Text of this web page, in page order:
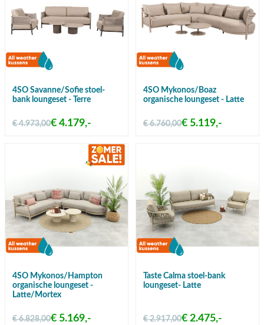
4SO Savanne/Sofie stoel-
bank loungeset - Terre
€ 4.973,00€ 4.179,-
4SO Mykonos/Boaz
organische loungeset - Latte
€ 6.760,00€ 5.119,-
4SO Mykonos/Hampton
organische loungeset -
Latte/Mortex
€ 6.828,00€ 5.169,-
Taste Calma stoel-bank
loungeset- Latte
€ 2.917,00€ 2.475,-